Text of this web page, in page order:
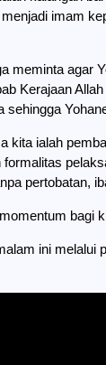
imam
meminta agar
Kerajaan
sehingga
kita ialah
pertobatan,
bagi
ini melalui